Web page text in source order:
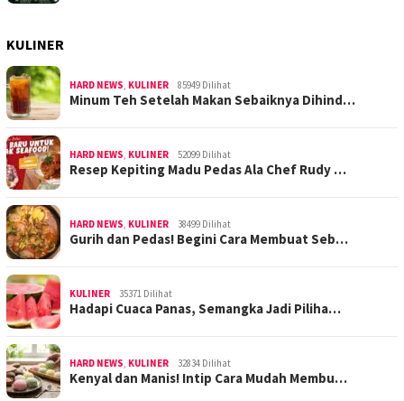
KULINER
HARD NEWS, KULINER 85949 Dilihat
Minum Teh Setelah Makan Sebaiknya Dihind…
HARD NEWS, KULINER 52099 Dilihat
Resep Kepiting Madu Pedas Ala Chef Rudy …
HARD NEWS, KULINER 38499 Dilihat
Gurih dan Pedas! Begini Cara Membuat Seb…
KULINER 35371 Dilihat
Hadapi Cuaca Panas, Semangka Jadi Piliha…
HARD NEWS, KULINER 32834 Dilihat
Kenyal dan Manis! Intip Cara Mudah Membu…